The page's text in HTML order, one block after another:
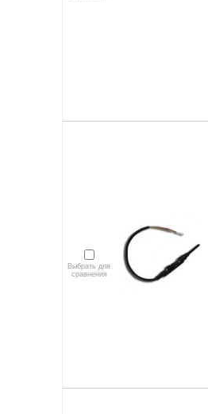
Выбрать для
сравнения